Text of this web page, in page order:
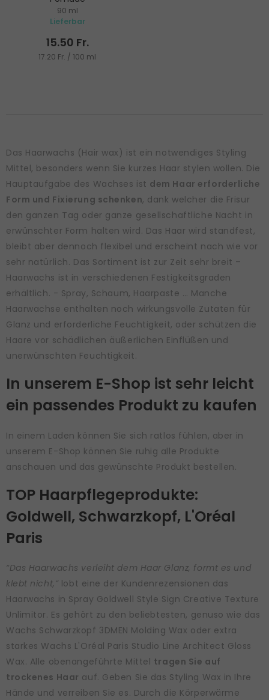
Haarwachs
90 ml
Lieferbar
15.50 Fr.
17.20 Fr. / 100 ml
Das Haarwachs (Hair wax) ist ein notwendiges Styling
Mittel, besonders wenn Sie kurzes Haar stylen wollen. Die
Hauptaufgabe des Wachses ist dem Haar erforderliche
Form und Fixierung schenken, dank welcher die Frisur
den ganzen Tag oder ganze gesellschaftliche Nacht in
erwünschter Form halten wird. Das Haar wird standfest,
bleibt aber dennoch flexibel und erscheint nach wie vor
sehr natürlich. Das Sortiment ist zur Zeit sehr breit –
Haarwachs ist in verschiedenen Festigkeitsgraden
erhältlich. - Spray, Schaum, Haarpaste … Manche
Haarwachse enthalten noch wirkungsvolle Zutaten für
Glanz und erforderliche Feuchtigkeit, oder schützen die
Haare vor schädlichen äußerlichen Einflüßen und
unerwünschten Feuchtigkeit.
In unserem E-Shop ist sehr leicht
ein passendes Produkt zu kaufen
In einem Laden können Sie sich ratlos fühlen, aber in
unserem E-Shop können Sie ruhig alle Produkte
anschauen und das gewünschte Produkt bestellen.
TOP Haarpflegeprodukte:
Goldwell, Schwarzkopf, L'Oréal
Paris
“Das Haarwachs verleiht dem Haar Glanz, formt es und
klebt nicht,“ lobt eine der Kundenrezensionen das
Haarwachs in Spray Goldwell Style Sign Creative Texture
Unlimitor. Es gehört zu den beliebtesten, genuso wie das
Wachs Schwarzkopf 3DMEN Molding Wax oder extra
starkes Wachs L'Oréal Paris Studio Line Architect Gloss
Wax. Alle obenangeführte Mittel tragen Sie auf
trockenes Haar auf. Geben Sie das Styling Wax in Ihre
Hände und verreiben Sie es. Durch die Körperwärme